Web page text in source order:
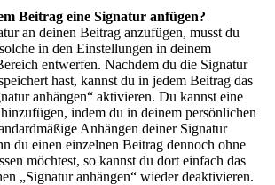
Beitrag eine Signatur anfügen?
an deinen Beitrag anzufügen, musst du
in den Einstellungen in deinem
entwerfen. Nachdem du die Signatur
hast, kannst du in jedem Beitrag das
anhängen“ aktivieren. Du kannst eine
indem du in deinem persönlichen
Anhängen deiner Signatur
du einen einzelnen Beitrag dennoch ohne
möchtest, so kannst du dort einfach das
„Signatur anhängen“ wieder deaktivieren.